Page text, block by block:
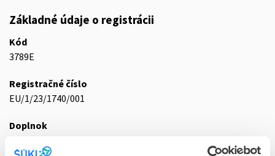
Základné údaje o registrácii
Kód
3789E
Registračné číslo
EU/1/23/1740/001
Doplnok